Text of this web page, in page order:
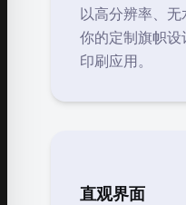
以高分辨率、
你的定制旗帜
印刷应用。
直观界面